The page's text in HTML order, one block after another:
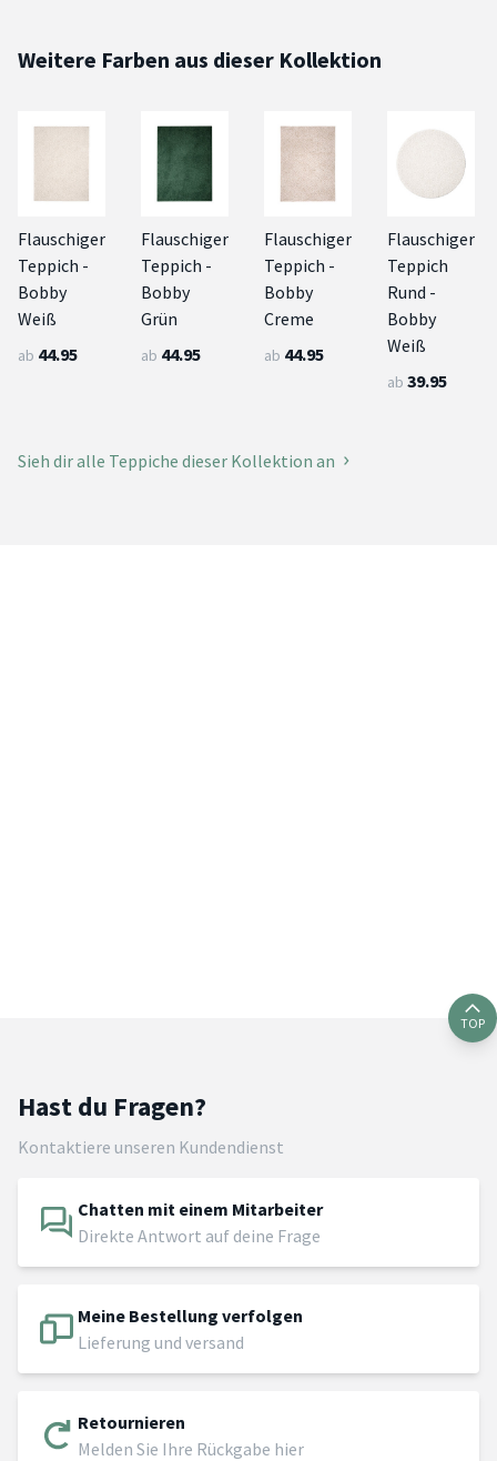
Weitere Farben aus dieser Kollektion
Flauschiger
Teppich -
Bobby
Weiß
ab 44.95
Flauschiger
Teppich -
Bobby
Grün
ab 44.95
Flauschiger
Teppich -
Bobby
Creme
ab 44.95
Flauschiger
Teppich
Rund -
Bobby
Weiß
ab 39.95
Sieh dir alle Teppiche dieser Kollektion an
TOP
Hast du Fragen?
Kontaktiere unseren Kundendienst
Chatten mit einem Mitarbeiter
Direkte Antwort auf deine Frage
Meine Bestellung verfolgen
Lieferung und versand
Retournieren
Melden Sie Ihre Rückgabe hier